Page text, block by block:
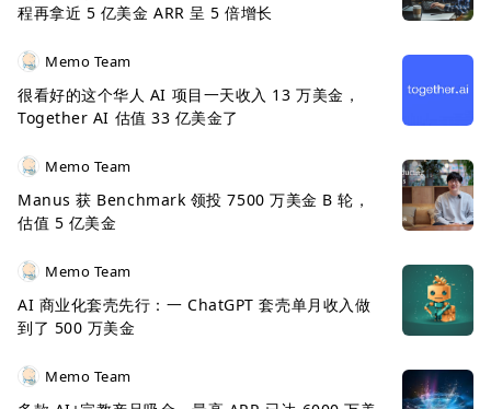
程再拿近 5 亿美金 ARR 呈 5 倍增长
Memo Team
很看好的这个华人 AI 项目一天收入 13 万美金，
Together AI 估值 33 亿美金了
Memo Team
Manus 获 Benchmark 领投 7500 万美金 B 轮，
估值 5 亿美金
Memo Team
AI 商业化套壳先行：一 ChatGPT 套壳单月收入做
到了 500 万美金
Memo Team